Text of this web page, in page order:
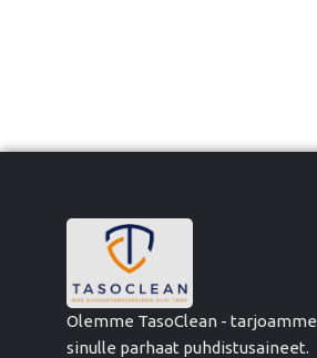
Olemme TasoClean - tarjoamme
sinulle parhaat puhdistusaineet.